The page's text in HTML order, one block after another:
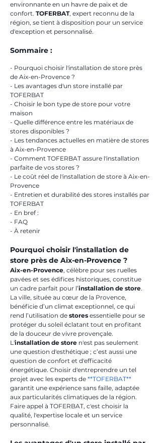
environnante en un havre de paix et de
confort. TOFERBAT, expert reconnu de la
région, se tient à disposition pour un service
d'exception et personnalisé.
Sommaire :
- Pourquoi choisir l'installation de store près
de Aix-en-Provence ?
- Les avantages d'un store installé par
TOFERBAT
- Choisir le bon type de store pour votre
maison
- Quelle différence entre les matériaux de
stores disponibles ?
- Les tendances actuelles en matière de stores
à Aix-en-Provence
- Comment TOFERBAT assure l'installation
parfaite de vos stores ?
- Le coût réel de l'installation de store à Aix-en-
Provence
- Entretien et durabilité des stores installés par
TOFERBAT
- En bref :
- FAQ
- À retenir
Pourquoi choisir l'installation de
store près de Aix-en-Provence ?
Aix-en-Provence, célèbre pour ses ruelles
pavées et ses édifices historiques, constitue
un cadre parfait pour l’installation de store.
La ville, située au cœur de la Provence,
bénéficie d’un climat exceptionnel, ce qui
rend l’utilisation de stores essentielle pour se
protéger du soleil éclatant tout en profitant
de la douceur de vivre provençale.
L'installation de store n'est pas seulement
une question d'esthétique ; c’est aussi une
question de confort et d'efficacité
énergétique. Choisir d'entreprendre un tel
projet avec les experts de **TOFERBAT**
garantit une expérience sans faille, adaptée
aux particularités climatiques de la région.
Faire appel à TOFERBAT, c'est choisir la
qualité, l'expertise locale et un service
personnalisé.